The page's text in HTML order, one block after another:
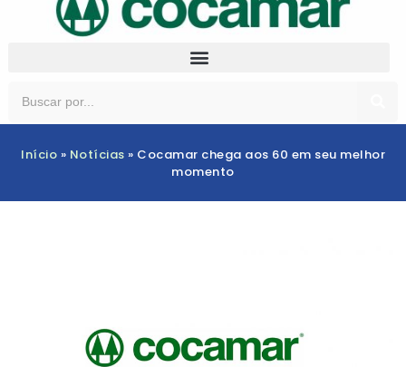
Início » Notícias » Cocamar chega aos 60 em seu melhor
momento